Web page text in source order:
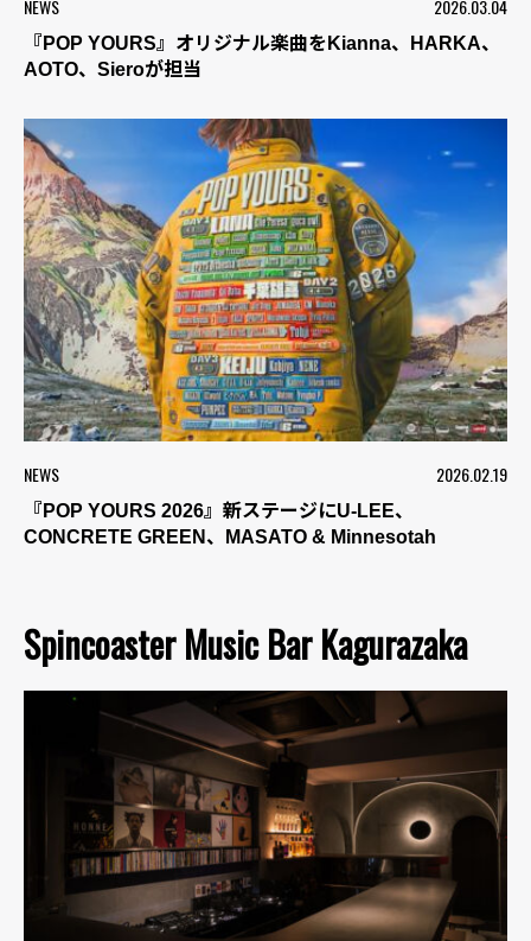
NEWS 2026.03.04
『POP YOURS』オリジナル楽曲をKianna、HARKA、
AOTO、Sieroが担当
NEWS 2026.02.19
『POP YOURS 2026』新ステージにU-LEE、
CONCRETE GREEN、MASATO & Minnesotah
Spincoaster Music Bar Kagurazaka